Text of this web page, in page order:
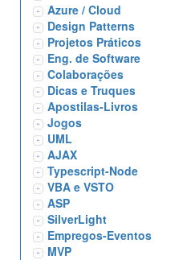
Azure / Cloud
Design Patterns
Projetos Práticos
Eng. de Software
Colaborações
Dicas e Truques
Apostilas-Livros
Jogos
UML
AJAX
Typescript-Node
VBA e VSTO
ASP
SilverLight
Empregos-Eventos
MVP